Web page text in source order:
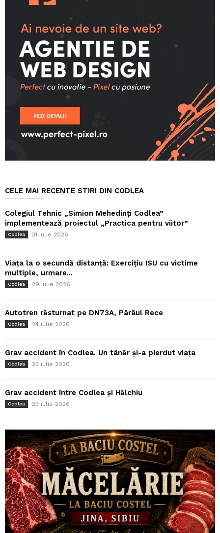
CELE MAI RECENTE STIRI DIN CODLEA
Colegiul Tehnic „Simion Mehedinți Codlea”
implementează proiectul „Practica pentru viitor”
Codlea 31 iulie 2026
Viața la o secundă distanță: Exercițiu ISU cu victime
multiple, urmare...
Codlea 29 iulie 2026
Autotren răsturnat pe DN73A, Pârâul Rece
Codlea 24 iulie 2026
Grav accident în Codlea. Un tânăr și-a pierdut viața
Codlea 23 iulie 2026
Grav accident între Codlea și Hălchiu
Codlea 23 iulie 2026